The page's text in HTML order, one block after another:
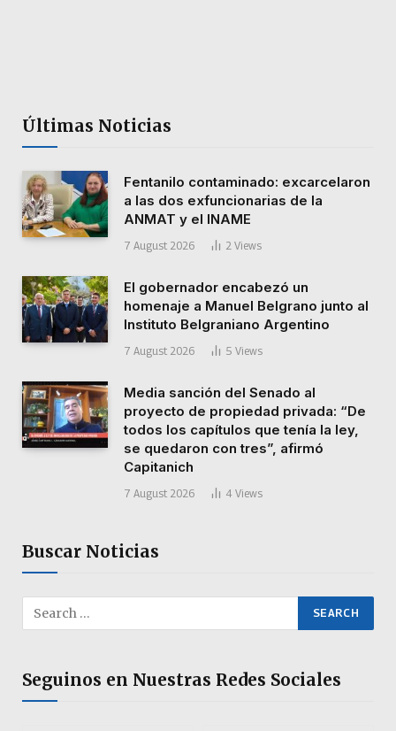
Últimas Noticias
Fentanilo contaminado: excarcelaron
a las dos exfuncionarias de la
ANMAT y el INAME
7 August 2026 2 Views
El gobernador encabezó un
homenaje a Manuel Belgrano junto al
Instituto Belgraniano Argentino
7 August 2026 5 Views
Media sanción del Senado al
proyecto de propiedad privada: “De
todos los capítulos que tenía la ley,
se quedaron con tres”, afirmó
Capitanich
7 August 2026 4 Views
Buscar Noticias
Seguinos en Nuestras Redes Sociales